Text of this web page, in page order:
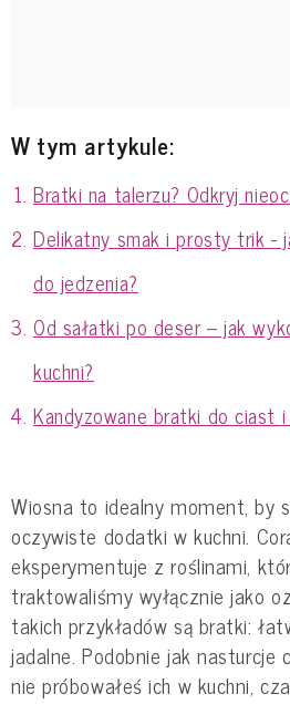
W tym artykule:
Bratki na talerzu? Odkryj
Delikatny smak i prosty trik -
do jedzenia?
Od sałatki po deser – jak
kuchni?
Kandyzowane bratki do ciast
Wiosna to idealny moment, by
oczywiste dodatki w kuchni.
eksperymentuje z roślinami,
traktowaliśmy wyłącznie jako
takich przykładów są bratki:
jadalne. Podobnie jak nasturcje
nie próbowałeś ich w kuchni,